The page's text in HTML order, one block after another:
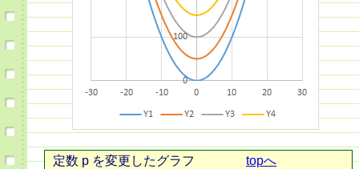
定数 p を変更したグラフ topへ